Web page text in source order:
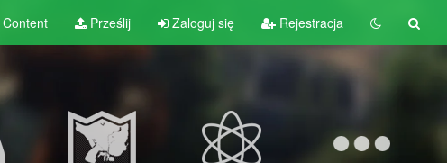
Content Prześlij Zaloguj się Rejestracja